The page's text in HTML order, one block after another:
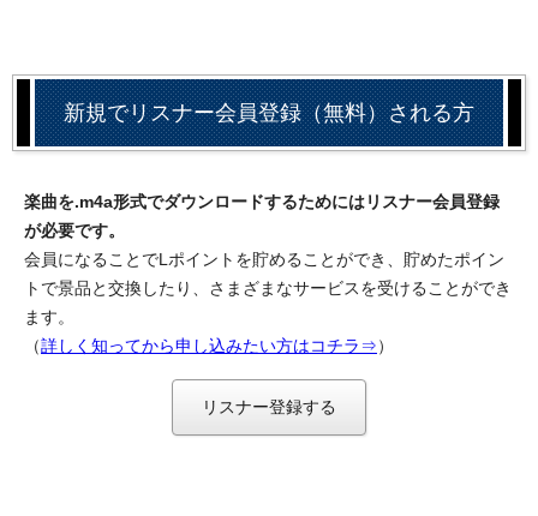
新規でリスナー会員登録（無料）される方
楽曲を.m4a形式でダウンロードするためにはリスナー会員登録
が必要です。
会員になることでLポイントを貯めることができ、貯めたポイン
トで景品と交換したり、さまざまなサービスを受けることができ
ます。
（詳しく知ってから申し込みたい方はコチラ⇒）
リスナー登録する